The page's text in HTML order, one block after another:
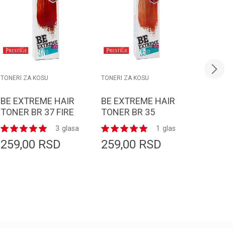
TONERI ZA KOSU
BE EXTREME HAIR
TONER BR 37 FIRE
LAVA
glasa
3
259,00 RSD
TONERI ZA KOSU
BE EXTREME HAIR
TONER BR 35
CORAL PINK
glas
1
259,00 RSD